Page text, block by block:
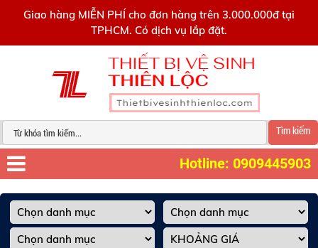
Giao hàng MIỄN PHÍ cho đơn hàng trên 3.000.000đ tại
TPHCM. Có dịch vụ lắp đặt.
Tìm kiếm
Hotline: 0909445903
0909445903